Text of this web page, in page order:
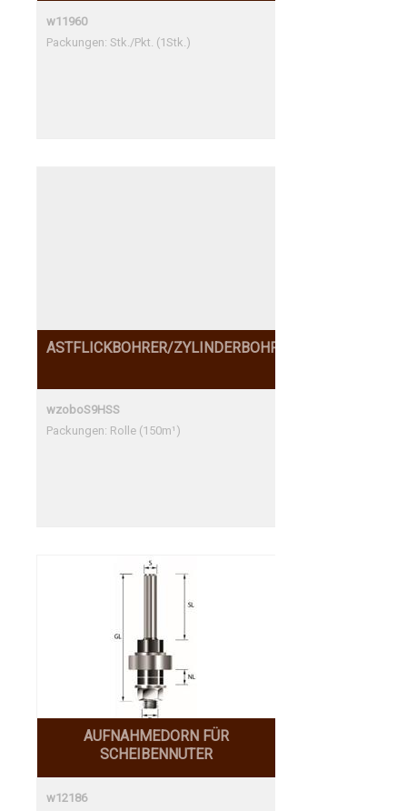
w11960
Packungen: Stk./Pkt. (1Stk.)
ASTFLICKBOHRER/ZYLINDERBOHRER
wzoboS9HSS
Packungen: Rolle (150m¹)
AUFNAHMEDORN FÜR
SCHEIBENNUTER
w12186